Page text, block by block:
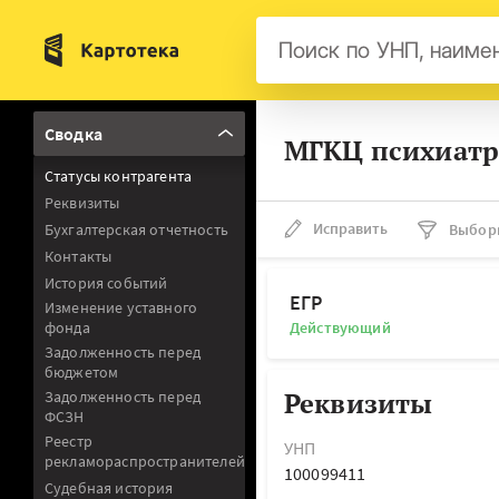
Сводка
Статусы контрагента
Реквизиты
Бухгалтерская отчетность
Контакты
История событий
Изменение уставного
фонда
Задолженность перед
бюджетом
Задолженность перед
ФСЗН
Реестр
рекламораспространителей
Судебная история
МГКЦ
Исправить
ЕГР
Действующий
Реквизиты
УНП
100099411